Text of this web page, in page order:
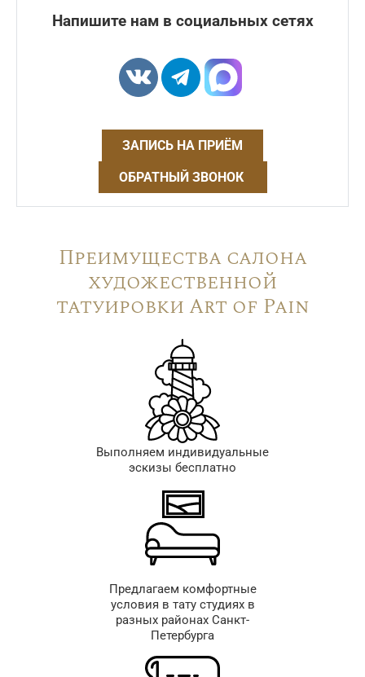
Напишите нам в социальных сетях
ЗАПИСЬ НА ПРИЁМ
ОБРАТНЫЙ ЗВОНОК
Преимущества салона
художественной
татуировки Art of Pain
Выполняем индивидуальные
эскизы бесплатно
Предлагаем комфортные
условия в тату студиях в
разных районах Санкт-
Петербурга